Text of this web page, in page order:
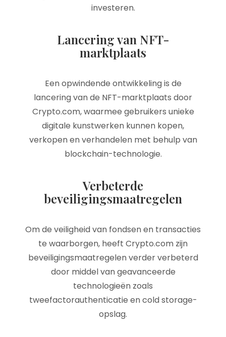
investeren.
Lancering van NFT-
marktplaats
Een opwindende ontwikkeling is de
lancering van de NFT-marktplaats door
Crypto.com, waarmee gebruikers unieke
digitale kunstwerken kunnen kopen,
verkopen en verhandelen met behulp van
blockchain-technologie.
Verbeterde
beveiligingsmaatregelen
Om de veiligheid van fondsen en transacties
te waarborgen, heeft Crypto.com zijn
beveiligingsmaatregelen verder verbeterd
door middel van geavanceerde
technologieën zoals
tweefactorauthenticatie en cold storage-
opslag.